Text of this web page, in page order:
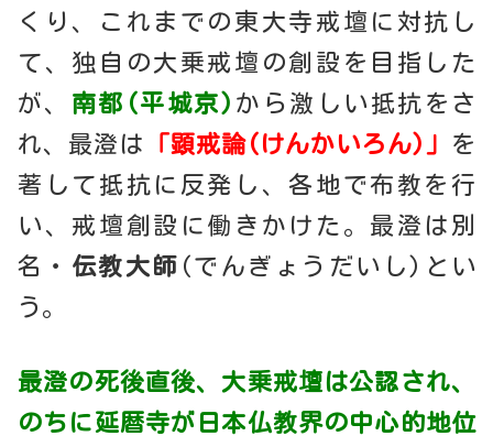
くり、これまでの東大寺戒壇に対抗し
て、独自の大乗戒壇の創設を目指した
が、 南都(平城京) から激しい抵抗をさ
れ、最澄は
「顕戒論(けんかいろん)」 を
著して抵抗に反発し、各地で布教を行
い、戒壇創設に働きかけた。最澄は別
名・ 伝教大師 (でんぎょうだいし)とい
う。
最澄の死後直後、大乗戒壇は公認され、
のちに延暦寺が日本仏教界の中心的地位